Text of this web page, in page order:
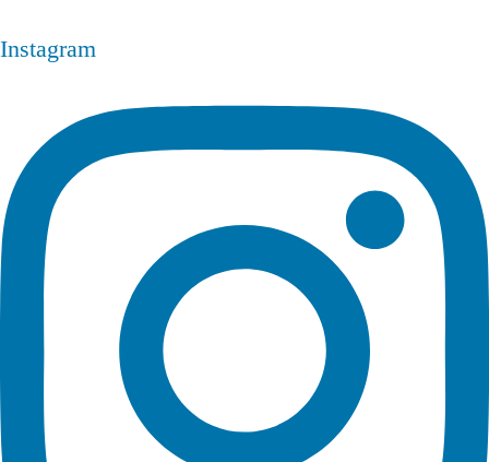
Instagram